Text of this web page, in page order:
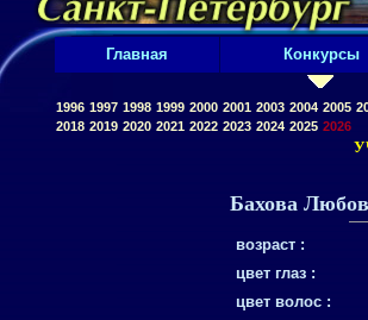
Главная Конкурсы
1996 1997 1998 1999 2000 2001 2003 2004 2005
2018 2019 2020 2021 2022 2023 2024 2025 2026
Бахова
возраст :
цвет глаз :
цвет волос :